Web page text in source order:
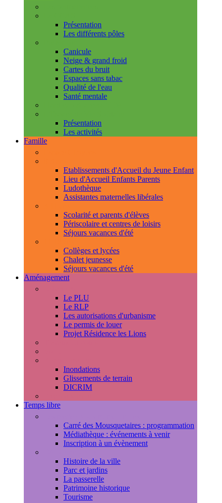
Présentation
Les différents pôles
Canicule
Neige & grand froid
Cartes du bruit
Espaces sans tabac
Qualité de l'eau
Santé mentale
Présentation
Les activités
Famille
Etablissements d'Accueil du Jeune Enfant
Lieu d'Accueil Enfants Parents
Ludothèque
Assistantes maternelles libérales
Scolarité et parents d'élèves
Périscolaire et centres de loisirs
Séjours vacances d'été
Collèges et lycées
Chalet jeunesse
Séjours vacances d'été
Aménagement
Le PLU
Le RLP
Les autorisations d'urbanisme
Le permis de louer
Projet Résidence les Lions
Inondations
Glissements de terrain
DICRIM
Temps libre
Carré des Mousquetaires : programmation
Médiathèque : événements à venir
Inscription à un évènement
Histoire de la ville
Parc et jardins
La passerelle
Patrimoine historique
Tourisme